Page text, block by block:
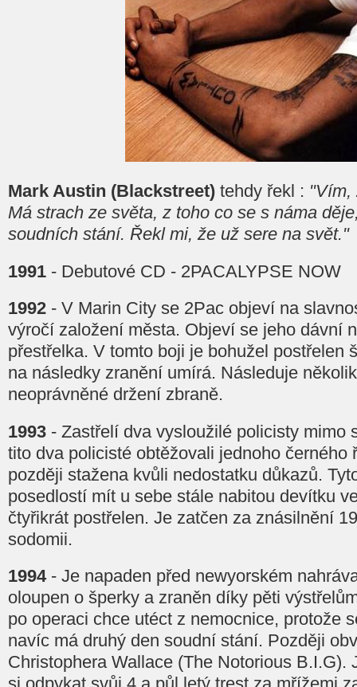
Mark Austin (Blackstreet) tehdy řekl : "Vím,
Má strach ze světa, z toho co se s náma
soudních stání. Řekl mi, že už sere na svět."
1991 - Debutové CD - 2PACALYPSE NOW
1992 - V Marin City se 2Pac objeví na
výročí založení města. Objeví se jeho dávní
přestřelka. V tomto boji je bohužel postřelen
na následky zranění umírá. Následuje
neoprávněné držení zbraně.
1993 - Zastřelí dva vysloužilé policisty mimo
tito dva policisté obtěžovali jednoho černého
později stažena kvůli nedostatku důkazů.
posedlostí mít u sebe stále nabitou devítku
čtyřikrát postřelen. Je zatčen za znásilnění
sodomii.
1994- Je napaden před newyorském
oloupen o šperky a zraněn díky pěti
po operaci chce utéct z nemocnice, protože
navíc má druhý den soudní stání. Později
Christophera Wallace (The Notorious B.I.G).